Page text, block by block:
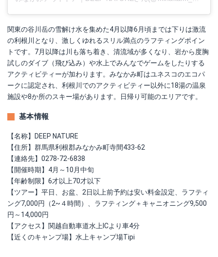
関東の谷川岳の雪解け水を集めた4月以降6月頃までは下りは激流
の利根川となり、激しくゆれるスリル満点のラフティングポイン
トです。7月以降は川も落ち着き、清流域が多くなり、岩から度胸
試しのダイブ（飛び込み）や水上でみんなでゲームをしたりする
アクティビティーが加わります。みなかみ町はユネスコのエコパ
ークに認定され、利根川でのアクティビティー以外に18湯の温泉
施設や8か所のスキー場があります。日帰り可能のエリアです。
基本情報
【名称】DEEP NATURE
【住所】群馬県利根郡みなかみ町寺間433-62
【連絡先】0278-72-6838
【開催時期】4月～10月中旬
【年齢制限】6才以上70才以下
【ツアー】平日、お盆、2日以上前予約は安い料金設定、ラフティ
ング7,000円（2~４時間）、ラフティング＋キャニオニング9,500
円～14,000円
【アクセス】関越自動車道水上ICより車4分
【近くのキャンプ場】水上キャンプ場Tipi